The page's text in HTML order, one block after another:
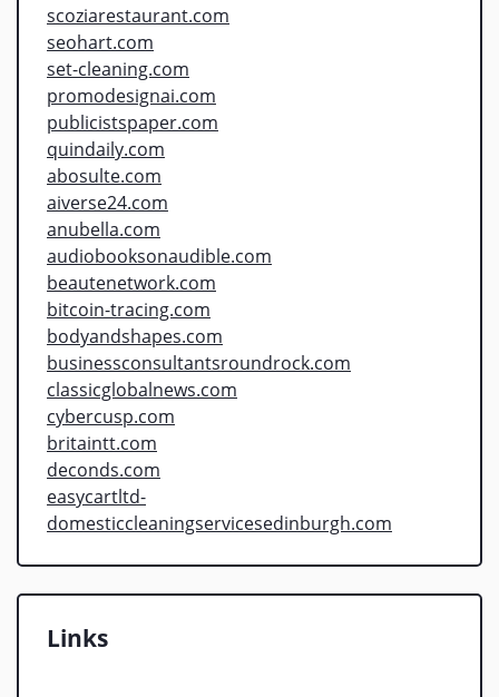
scoziarestaurant.com
seohart.com
set-cleaning.com
promodesignai.com
publicistspaper.com
quindaily.com
abosulte.com
aiverse24.com
anubella.com
audiobooksonaudible.com
beautenetwork.com
bitcoin-tracing.com
bodyandshapes.com
businessconsultantsroundrock.com
classicglobalnews.com
cybercusp.com
britaintt.com
deconds.com
easycartltd-
domesticcleaningservicesedinburgh.com
Links